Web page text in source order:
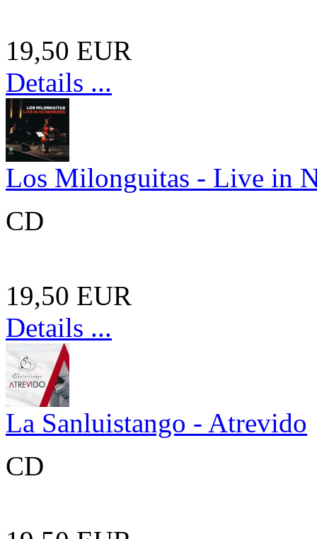
19,50 EUR
Details ...
Los Milonguitas - Live in
CD
19,50 EUR
Details ...
La Sanluistango - Atrevido
CD